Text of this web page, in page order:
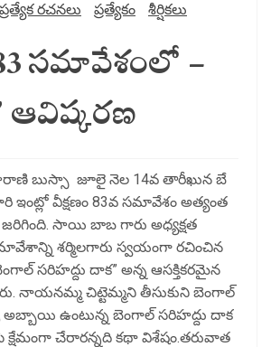
రచనలు ప్రత్యేకం శీర్షికలు
సమావేశంలో –
ఆవిష్కరణ
బుస్సా జూలై నెల 14వ తారీఖున బే
ఇంట్లో వీక్షణం 83వ సమావేశం అత్యంత
సాయి బాబ గారు అధ్యక్షత
శర్మిలగారు స్వయంగా రచించిన
సరిహద్దు దాక” అన్న ఆసక్తికరమైన
నాయనమ్మ చిట్టెమ్మని తీసుకుని బెంగాల్
అబ్బాయి ఉంటున్న బెంగాల్ సరిహద్దు దాక
చేరారన్నది కథా విశేషం.తరువాత